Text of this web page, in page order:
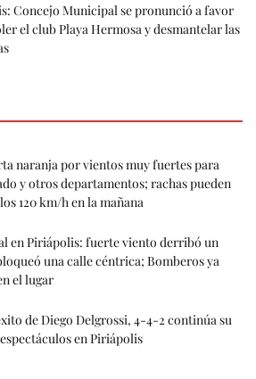
Concejo Municipal se pronunció a favor
el club Playa Hermosa y desmantelar las
naranja por vientos muy fuertes para
y otros departamentos; rachas pueden
120 km/h en la mañana
en Piriápolis: fuerte viento derribó un
una calle céntrica; Bomberos ya
el lugar
de Diego Delgrossi, 4-4-2 continúa su
en Piriápolis